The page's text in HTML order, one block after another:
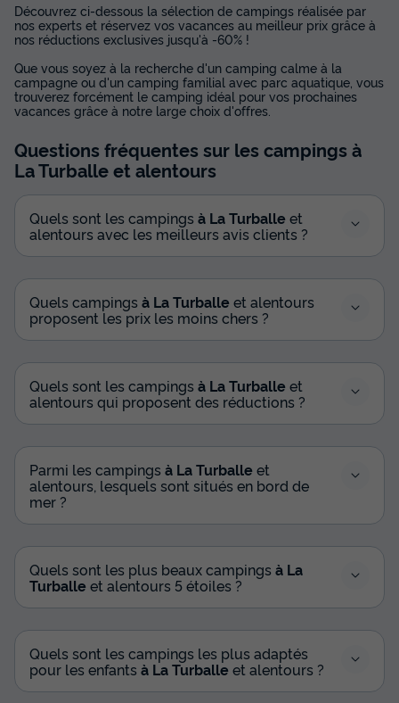
Découvrez ci-dessous la sélection de campings réalisée par
nos experts et réservez vos vacances au meilleur prix grâce à
nos réductions exclusives jusqu'à -60% !
Que vous soyez à la recherche d'un camping calme à la
campagne ou d'un camping familial avec parc aquatique, vous
trouverez forcément le camping idéal pour vos prochaines
vacances grâce à notre large choix d'offres.
Questions fréquentes sur les campings à
La Turballeet alentours
Quels sont les campings à La Turballe et
alentours avec les meilleurs avis clients ?
Quels campings à La Turballe et alentours
proposent les prix les moins chers ?
Quels sont les campings à La Turballe et
alentours qui proposent des réductions ?
Parmi les campings à La Turballe et
alentours, lesquels sont situés en bord de
mer ?
Quels sont les plus beaux campings à La
Turballe et alentours 5 étoiles ?
Quels sont les campings les plus adaptés
pour les enfants à La Turballe et alentours ?